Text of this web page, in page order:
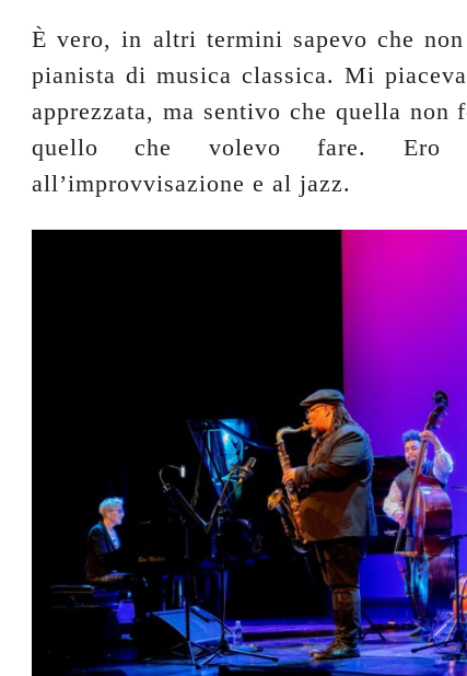
È vero, in altri termini sapevo che
pianista di musica classica. Mi
apprezzata, ma sentivo che quella non
quello che volevo fare. Ero
all’improvvisazione e al jazz.